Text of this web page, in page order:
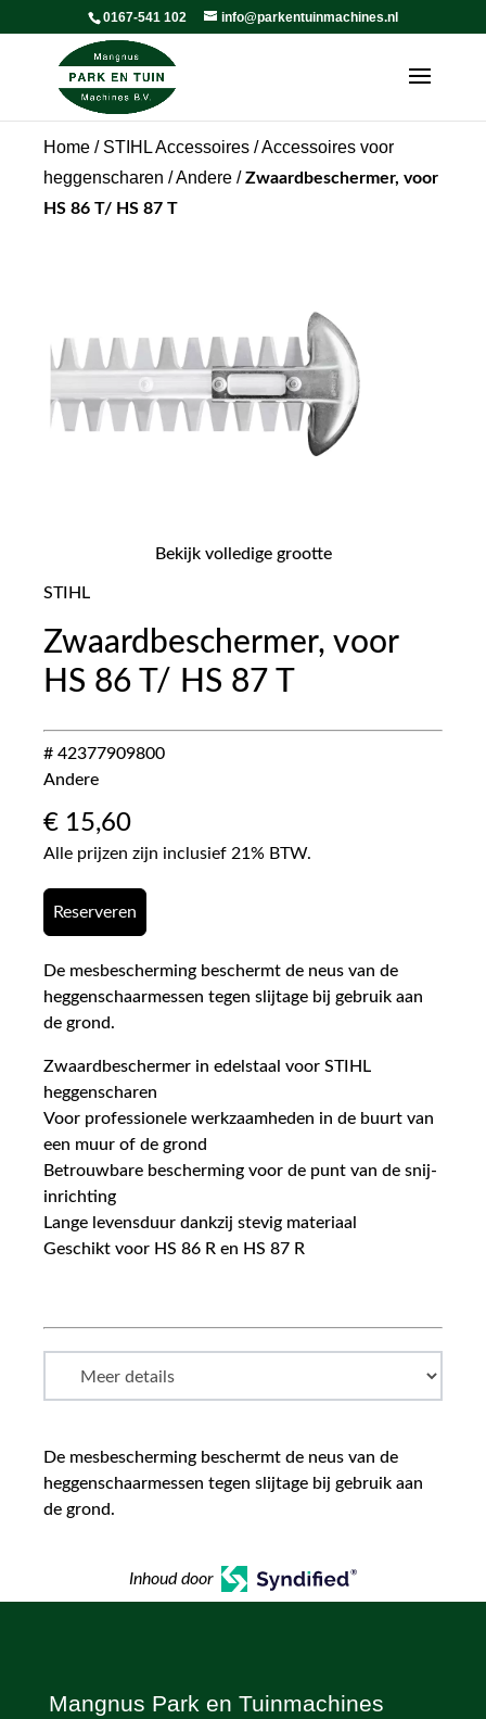
0167-541 102 info@parkentuinmachines.nl
Home / STIHL Accessoires /Accessoires voor
heggenscharen /Andere /Zwaardbeschermer, voor
HS 86 T/ HS 87 T
Bekijk volledige grootte
STIHL
Zwaardbeschermer, voor
HS 86 T/ HS 87 T
# 42377909800
Andere
€ 15,60
Alle prijzen zijn inclusief 21% BTW.
Reserveren
De mesbescherming beschermt de neus van de
heggenschaarmessen tegen slijtage bij gebruik aan
de grond.
Zwaardbeschermer in edelstaal voor STIHL
heggenscharen
Voor professionele werkzaamheden in de buurt van
een muur of de grond
Betrouwbare bescherming voor de punt van de snij-
inrichting
Lange levensduur dankzij stevig materiaal
Geschikt voor HS 86 R en HS 87 R
De mesbescherming beschermt de neus van de
heggenschaarmessen tegen slijtage bij gebruik aan
de grond.
Inhoud door
Mangnus Park en Tuinmachines